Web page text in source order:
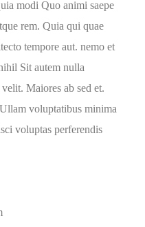
modi Quo animi saepe
rem. Quia qui quae
tempore aut. nemo et
Sit autem nulla
Maiores ab sed et.
voluptatibus minima
voluptas perferendis